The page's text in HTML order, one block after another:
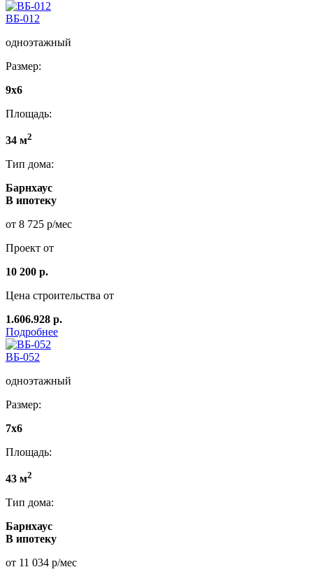
ВБ-012
одноэтажный
Размер:
9x6
Площадь:
34 м2
Тип дома:
Барнхаус
В ипотеку
от 8 725 р/мес
Проект от
10 200 р.
Цена строительства от
1.606.928 р.
Подробнее
ВБ-052
одноэтажный
Размер:
7x6
Площадь:
43 м2
Тип дома:
Барнхаус
В ипотеку
от 11 034 р/мес